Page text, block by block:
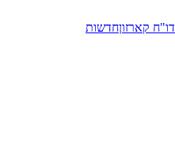
דו"ח קארזוןחדשות